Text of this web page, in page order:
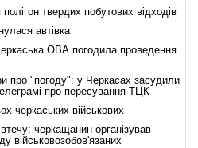
твердих побутових відходів
автівка
ОВА погодила проведення
про "погоду": у Черкасах засудили
про пересування ТЦК
черкаських військових
черкащанин організував
військовозобов'язаних